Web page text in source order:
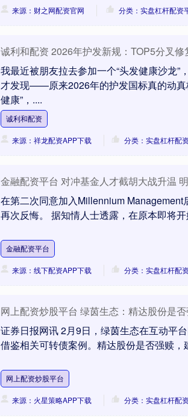
来源：财之网配资官网 分类：实盘杠杆配资
诚利和配资 2026年护发新规：TOP5分叉
我最近被朋友拉去参加一个“头发健康沙龙”
才发现——原来2026年的护发国标真的动真
健康”，....
诚利和配资
来源：祥龙配资APP下载 分类：实盘杠杆配
金融配资平台 对冲基金人才截胡大战升温
在第二次同意加入Millennium
再次反悔。 据知情人士透露，在原本即将开
金融配资平台
来源：线下配资APP下载 分类：实盘杠杆配
网上配资炒股平台 绿茵生态：精达股份是
证券日报网讯 2月9日，绿茵生态在互动平
借鉴相关可转债案例。精达股份是否强赎
网上配资炒股平台
来源：火星策略APP下载 分类：实盘杠杆配